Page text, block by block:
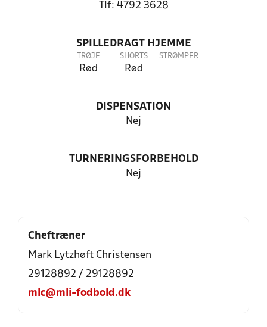
Tlf: 4792 3628
SPILLEDRAGT HJEMME
TRØJE
Rød
SHORTS
Rød
STRØMPER
DISPENSATION
Nej
TURNERINGSFORBEHOLD
Nej
Cheftræner
Mark Lytzhøft Christensen
29128892 / 29128892
mlc@mli-fodbold.dk